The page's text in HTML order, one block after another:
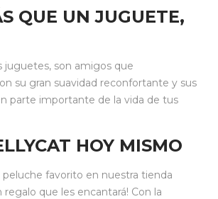
QUE UN JUGUETE,
juguetes, son amigos que
su gran suavidad reconfortante y sus
parte importante de la vida de tus
HOY MISMO
peluche favorito en nuestra tienda
que les encantará! Con la